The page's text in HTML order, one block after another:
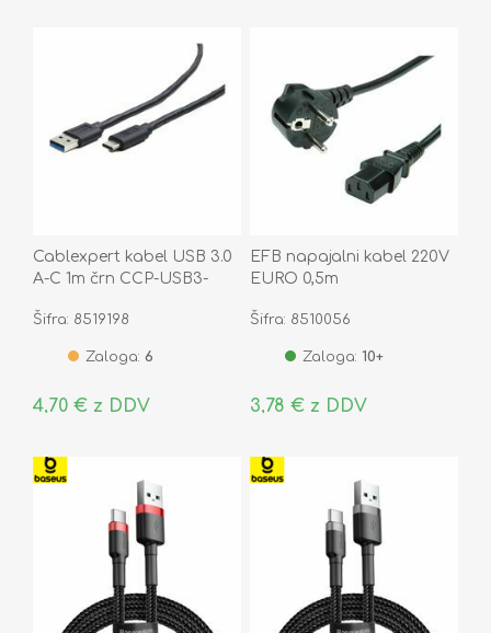
Cablexpert kabel USB 3.0
A-C 1m črn CCP-USB3-
Šifra: 8519198
Zaloga: 6
4,70 € z DDV
EFB napajalni kabel 220V
EURO 0,5m
Šifra: 8510056
Zaloga: 10+
3,78 € z DDV